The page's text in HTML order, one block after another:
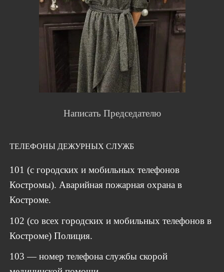
Написать Председателю
ТЕЛЕФОНЫ ДЕЖУРНЫХ СЛУЖБ
101 (с городских и мобильных телефонов
Костромы). Аварийная пожарная охрана в
Костроме.
102 (со всех городских и мобильных телефонов в
Костроме) Полиция.
103 — номер телефона службы скорой